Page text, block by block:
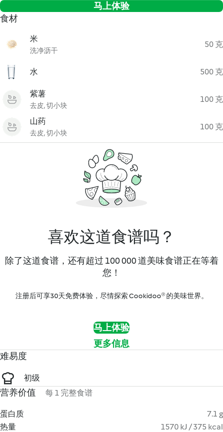
马上体验
食材
米
洗净沥干
50 克
水 500 克
紫薯
去皮, 切小块
100 克
山药
去皮, 切小块
100 克
喜欢这道食谱吗？
除了这道食谱，还有超过 100 000 道美味食谱正在等着
您！
注册后可享30天免费体验，尽情探索 Cookidoo® 的美味世界。
马上体验
更多信息
难易度
初级
营养价值 每 1 完整食谱
蛋白质
7.1 g
热量
1570 kJ / 375 kcal